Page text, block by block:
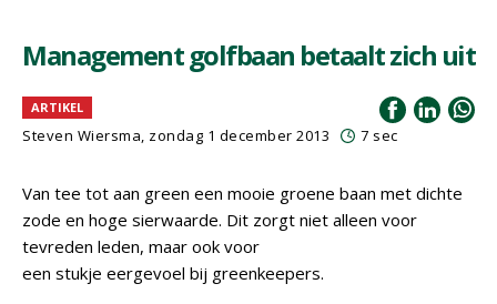
Management golfbaan betaalt zich uit
ARTIKEL
Steven Wiersma, zondag 1 december 2013 7 sec
Van tee tot aan green een mooie groene baan met dichte
zode en hoge sierwaarde. Dit zorgt niet alleen voor
tevreden leden, maar ook voor
een stukje eergevoel bij greenkeepers.